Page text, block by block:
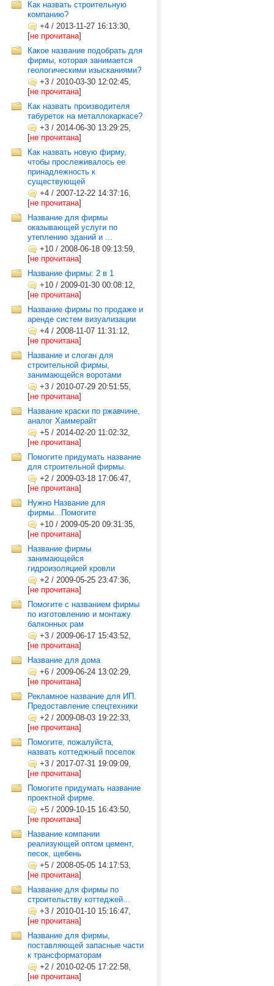
Как назвать строительную
компанию?
+4 / 2013-11-27 16:13:30,
[не прочитана]
Какое название подобрать для
фирмы, которая занимается
геологическими изысканиями?
+3 / 2010-03-30 12:02:45,
[не прочитана]
Как назвать производителя
табуреток на металлокаркасе?
+3 / 2014-06-30 13:29:25,
[не прочитана]
Как назвать новую фирму,
чтобы прослеживалось ее
принадлежность к
существующей
+4 / 2007-12-22 14:37:16,
[не прочитана]
Название для фирмы
оказывающей услуги по
утеплению зданий и ...
+10 / 2008-06-18 09:13:59,
[не прочитана]
Название фирмы: 2 в 1
+10 / 2009-01-30 00:08:12,
[не прочитана]
Название фирмы по продаже и
аренде систем визуализации
+4 / 2008-11-07 11:31:12,
[не прочитана]
Название и слоган для
строительной фирмы,
занимающейся воротами
+3 / 2010-07-29 20:51:55,
[не прочитана]
Название краски по ржавчине,
аналог Хаммерайт
+5 / 2014-02-20 11:02:32,
[не прочитана]
Помогите придумать название
для строительной фирмы.
+2 / 2009-03-18 17:06:47,
[не прочитана]
Нужно Название для
фирмы...Помогите
+10 / 2009-05-20 09:31:35,
[не прочитана]
Название фирмы
занимающейся
гидроизоляцией кровли
+2 / 2009-05-25 23:47:36,
[не прочитана]
Помогите с названием фирмы
по изготовлению и монтажу
балконных рам
+3 / 2009-06-17 15:43:52,
[не прочитана]
Название для дома
+6 / 2009-06-24 13:02:29,
[не прочитана]
Рекламное название для ИП.
Предоставление спецтехники
+2 / 2009-08-03 19:22:33,
[не прочитана]
Помогите, пожалуйста,
назвать коттеджный поселок
+3 / 2017-07-31 19:09:09,
[не прочитана]
Помогите придумать название
проектной фирме.
+5 / 2009-10-15 16:43:50,
[не прочитана]
Название компании
реализующей оптом цемент,
песок, щебень
+5 / 2008-05-05 14:17:53,
[не прочитана]
Название для фирмы по
строительству коттеджей...
+3 / 2010-01-10 15:16:47,
[не прочитана]
Название для фирмы,
поставляющей запасные части
к трансформаторам
+2 / 2010-02-05 17:22:58,
[не прочитана]